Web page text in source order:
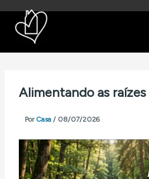
para
conteúdo
Alimentando as
Por Casa/ 08/07/2026